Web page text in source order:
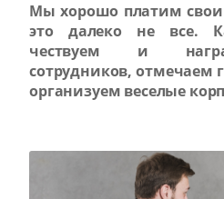
Мы хорошо платим
это далеко не все.
чествуем и
сотрудников, отмечаем
организуем веселые